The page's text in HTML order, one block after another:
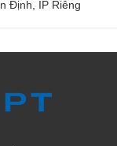
Định, IP Riêng